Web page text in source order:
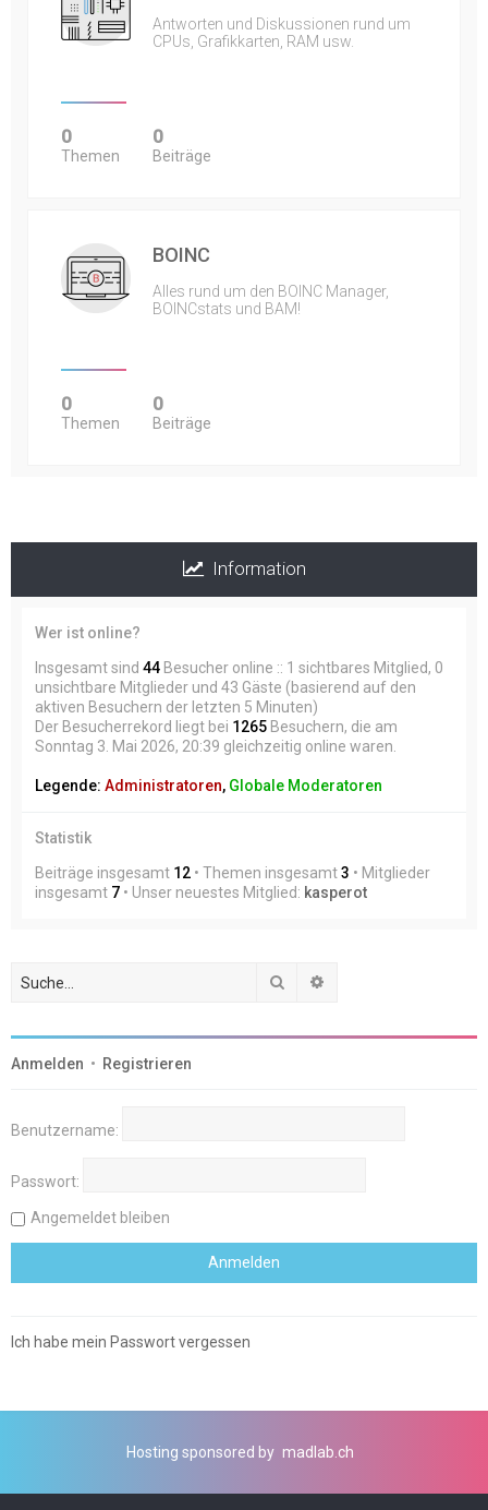
Antworten und Diskussionen rund um
CPUs, Grafikkarten, RAM usw.
0
Themen
0
Beiträge
BOINC
Alles rund um den BOINC Manager,
BOINCstats und BAM!
0
Themen
0
Beiträge
Information
Wer ist online?
Insgesamt sind 44 Besucher online :: 1 sichtbares Mitglied, 0
unsichtbare Mitglieder und 43 Gäste (basierend auf den
aktiven Besuchern der letzten 5 Minuten)
Der Besucherrekord liegt bei 1265 Besuchern, die am
Sonntag 3. Mai 2026, 20:39 gleichzeitig online waren.
Legende: Administratoren, Globale Moderatoren
Statistik
Beiträge insgesamt 12 • Themen insgesamt3 • Mitglieder
insgesamt 7 • Unser neuestes Mitglied: kasperot
Suche
Anmelden • Registrieren
Benutzername:
Passwort:
Angemeldet bleiben
Ich habe mein Passwort vergessen
Hosting sponsored by madlab.ch